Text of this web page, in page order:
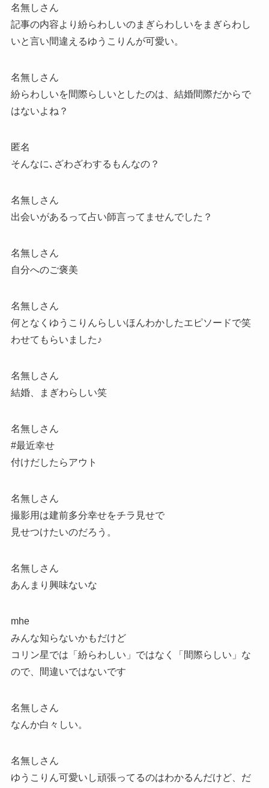
名無しさん
記事の内容より紛らわしいのまぎらわしいをまぎらわし
いと言い間違えるゆうこりんが可愛い。
名無しさん
紛らわしいを間際らしいとしたのは、結婚間際だからで
はないよね？
匿名
そんなに､ざわざわするもんなの？
名無しさん
出会いがあるって占い師言ってませんでした？
名無しさん
自分へのご褒美
名無しさん
何となくゆうこりんらしいほんわかしたエピソードで笑
わせてもらいました♪
名無しさん
結婚、まぎわらしい笑
名無しさん
#最近幸せ
付けだしたらアウト
名無しさん
撮影用は建前多分幸せをチラ見せで
見せつけたいのだろう。
名無しさん
あんまり興味ないな
mhe
みんな知らないかもだけど
コリン星では「紛らわしい」ではなく「間際らしい」な
ので、間違いではないです
名無しさん
なんか白々しい。
名無しさん
ゆうこりん可愛いし頑張ってるのはわかるんだけど、だ